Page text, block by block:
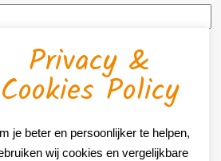
met onze algemene- &
Privacy &
Cookies Policy
je beter en persoonlijker te helpen,
wij cookies en vergelijkbare